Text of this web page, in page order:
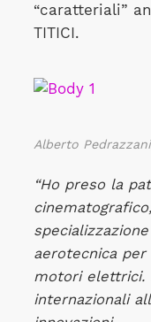
“caratteriali”
TITICI.
Alberto
“Ho preso la
aerotecnica
motori elettrici.
internazionali